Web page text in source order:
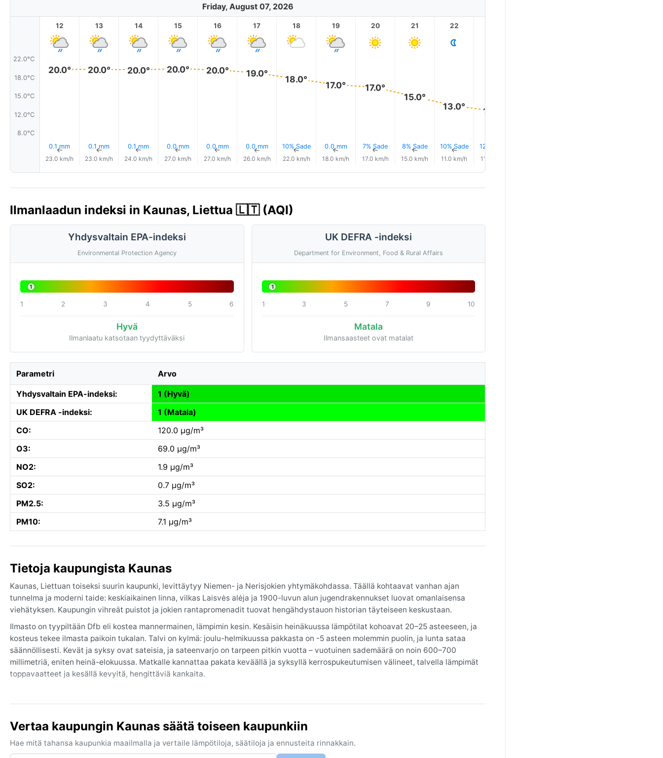
Friday, August 07, 2026
22.0°C
18.0°C
15.0°C
12.0°C
8.0°C
12
20.0°
0.1 mm
↑
23.0 km/h
13
20.0°
0.1 mm
↑
23.0 km/h
14
20.0°
0.1 mm
↑
24.0 km/h
15
20.0°
0.0 mm
↑
27.0 km/h
16
20.0°
0.0 mm
↑
27.0 km/h
17
19.0°
0.0 mm
↑
26.0 km/h
18
18.0°
10% Sade
↑
22.0 km/h
19
17.0°
0.0 mm
↑
18.0 km/h
20
17.0°
7% Sade
↑
17.0 km/h
21
15.0°
8% Sade
↑
15.0 km/h
22
13.0°
10% Sade
↑
11.0 km/h
12.0°
12% Sade
11.0 km/h
Ilmanlaadun indeksi in Kaunas, Liettua 🇱🇹 (AQI)
Yhdysvaltain EPA-indeksi
Environmental Protection Agency
1
1 2 3 4 5 6
Hyvä
Ilmanlaatu katsotaan tyydyttäväksi
UK DEFRA -indeksi
Department for Environment, Food & Rural Affairs
1
1 3 5 7 9 10
Matala
Ilmansaasteet ovat matalat
Parametri Arvo
Yhdysvaltain EPA-indeksi:
1 (Hyvä)
UK DEFRA -indeksi:
1 (Matala)
CO:
120.0 µg/m³
O3:
69.0 µg/m³
NO2:
1.9 µg/m³
SO2:
0.7 µg/m³
PM2.5:
3.5 µg/m³
PM10:
7.1 µg/m³
Tietoja kaupungista Kaunas
Kaunas, Liettuan toiseksi suurin kaupunki, levittäytyy Niemen- ja Nerisjokien yhtymäkohdassa. Täällä kohtaavat vanhan ajan
tunnelma ja moderni taide: keskiaikainen linna, vilkas Laisvės alėja ja 1900-luvun alun jugendrakennukset luovat omanlaisensa
viehätyksen. Kaupungin vihreät puistot ja jokien rantapromenadit tuovat hengähdystauon historian täyteiseen keskustaan.
Ilmasto on tyypiltään Dfb eli kostea mannermainen, lämpimin kesin. Kesäisin heinäkuussa lämpötilat kohoavat 20–25 asteeseen, ja
kosteus tekee ilmasta paikoin tukalan. Talvi on kylmä: joulu-helmikuussa pakkasta on -5 asteen molemmin puolin, ja lunta sataa
säännöllisesti. Kevät ja syksy ovat sateisia, ja sateenvarjo on tarpeen pitkin vuotta – vuotuinen sademäärä on noin 600–700
millimetriä, eniten heinä-elokuussa. Matkalle kannattaa pakata keväällä ja syksyllä kerrospukeutumisen välineet, talvella lämpimät
toppavaatteet ja kesällä kevyitä, hengittäviä kankaita.
lumimyräkät ja sumu, joka nousee jokien varsilla erityisesti syksyisin. Sadetta voi tulla rankastikin, mutta varsinaiset tropiikin
selkeät vuodenajat, ja jokaisella niistä on oma tunnelmansa.
Vertaa kaupungin Kaunas säätä toiseen kaupunkiin
Hae mitä tahansa kaupunkia maailmalla ja vertaile lämpötiloja, säätiloja ja ennusteita rinnakkain.